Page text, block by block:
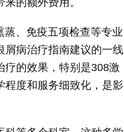
、免疫五项检查等专业
屑病治疗指南建议的一线
疗的效果，特别是308激
程度和服务细致化，是影